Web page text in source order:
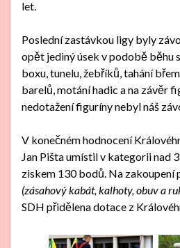
let.
Poslední zastávkou ligy byly
opět jediný úsek v podobě běhu
boxu, tunelu, žebříků, tahání
barelů, motání hadic a na závěr
nedotažení figuríny nebyl náš
V konečném hodnocení
Jan Pišta umístil v kategorii nad
ziskem 130 bodů. Na zakoupení
(zásahový kabát, kalhoty, obuv a
SDH přidělena dotace z